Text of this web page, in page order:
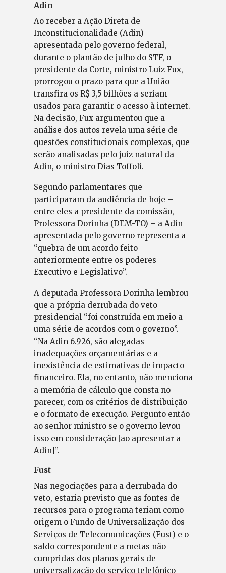
Adin
Ao receber a Ação Direta de
Inconstitucionalidade (Adin)
apresentada pelo governo federal,
durante o plantão de julho do STF, o
presidente da Corte, ministro Luiz Fux,
prorrogou o prazo para que a União
transfira os R$ 3,5 bilhões a seriam
usados para garantir o acesso à internet.
Na decisão, Fux argumentou que a
análise dos autos revela uma série de
questões constitucionais complexas, que
serão analisadas pelo juiz natural da
Adin, o ministro Dias Toffoli.
Segundo parlamentares que
participaram da audiência de hoje –
entre eles a presidente da comissão,
Professora Dorinha (DEM-TO) – a Adin
apresentada pelo governo representa a
“quebra de um acordo feito
anteriormente entre os poderes
Executivo e Legislativo”.
A deputada Professora Dorinha lembrou
que a própria derrubada do veto
presidencial “foi construída em meio a
uma série de acordos com o governo”.
“Na Adin 6.926, são alegadas
inadequações orçamentárias e a
inexistência de estimativas de impacto
financeiro. Ela, no entanto, não menciona
a memória de cálculo que consta no
parecer, com os critérios de distribuição
e o formato de execução. Pergunto então
ao senhor ministro se o governo levou
isso em consideração [ao apresentar a
Adin]”.
Fust
Nas negociações para a derrubada do
veto, estaria previsto que as fontes de
recursos para o programa teriam como
origem o Fundo de Universalização dos
Serviços de Telecomunicações (Fust) e o
saldo correspondente a metas não
cumpridas dos planos gerais de
universalização do serviço telefônico